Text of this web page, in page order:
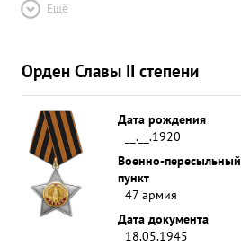
Ещё
Орден Славы II степени
Дата рождения
__.__.1920
Военно-пересыльный
пункт
47 армия
Дата документа
18.05.1945